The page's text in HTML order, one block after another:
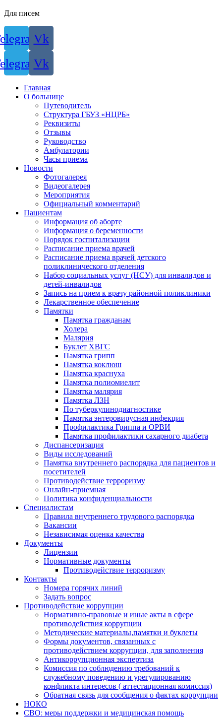
Для писем
Vk
Vk
Главная
О больнице
Путеводитель
Структура ГБУЗ «НЦРБ»
Реквизиты
Отзывы
Руководство
Амбулатории
Часы приема
Новости
Фотогалерея
Видеогалерея
Мероприятия
Официальный комментарий
Пациентам
Информация об аборте
Информация о беременности
Порядок госпитализации
Расписание приема врачей
Расписание приема врачей детского
поликлинического отделения
Набор социальных услуг (НСУ) для инвалидов и
детей-инвалидов
Запись на прием к врачу районной поликлиники
Лекарственное обеспечение
Памятки
Памятка гражданам
Холера
Малярия
Буклет ХВГС
Памятка грипп
Памятка коклюш
Памятка краснуха
Памятка полиомиелит
Памятка малярия
Памятка ЛЗН
По туберкулинодиагностике
Памятка энтеровирусная инфекция
Профилактика Гриппа и ОРВИ
Памятка профилактики сахарного диабета
Диспансеризация
Виды исследований
Памятка внутреннего распорядка для пациентов и
посетителей
Противодействие терроризму
Онлайн-приемная
Политика конфиденциальности
Cпециалистам
Правила внутреннего трудового распорядка
Вакансии
Независимая оценка качества
Документы
Лицензии
Нормативные документы
Противодействие терроризму
Контакты
Номера горячих линий
Задать вопрос
Противодействие коррупции
Нормативно-правовые и иные акты в сфере
противодействия коррупции
Методические материалы,памятки и буклеты
Формы документов, связанных с
противодействием коррупции, для заполнения
Антикоррупционная экспертиза
Комиссия по соблюдению требований к
служебному поведению и урегулированию
конфликта интересов ( аттестационная комиссия)
Обратная связь для сообщения о фактах коррупции
НОКО
СВО: меры поддержки и медицинская помощь